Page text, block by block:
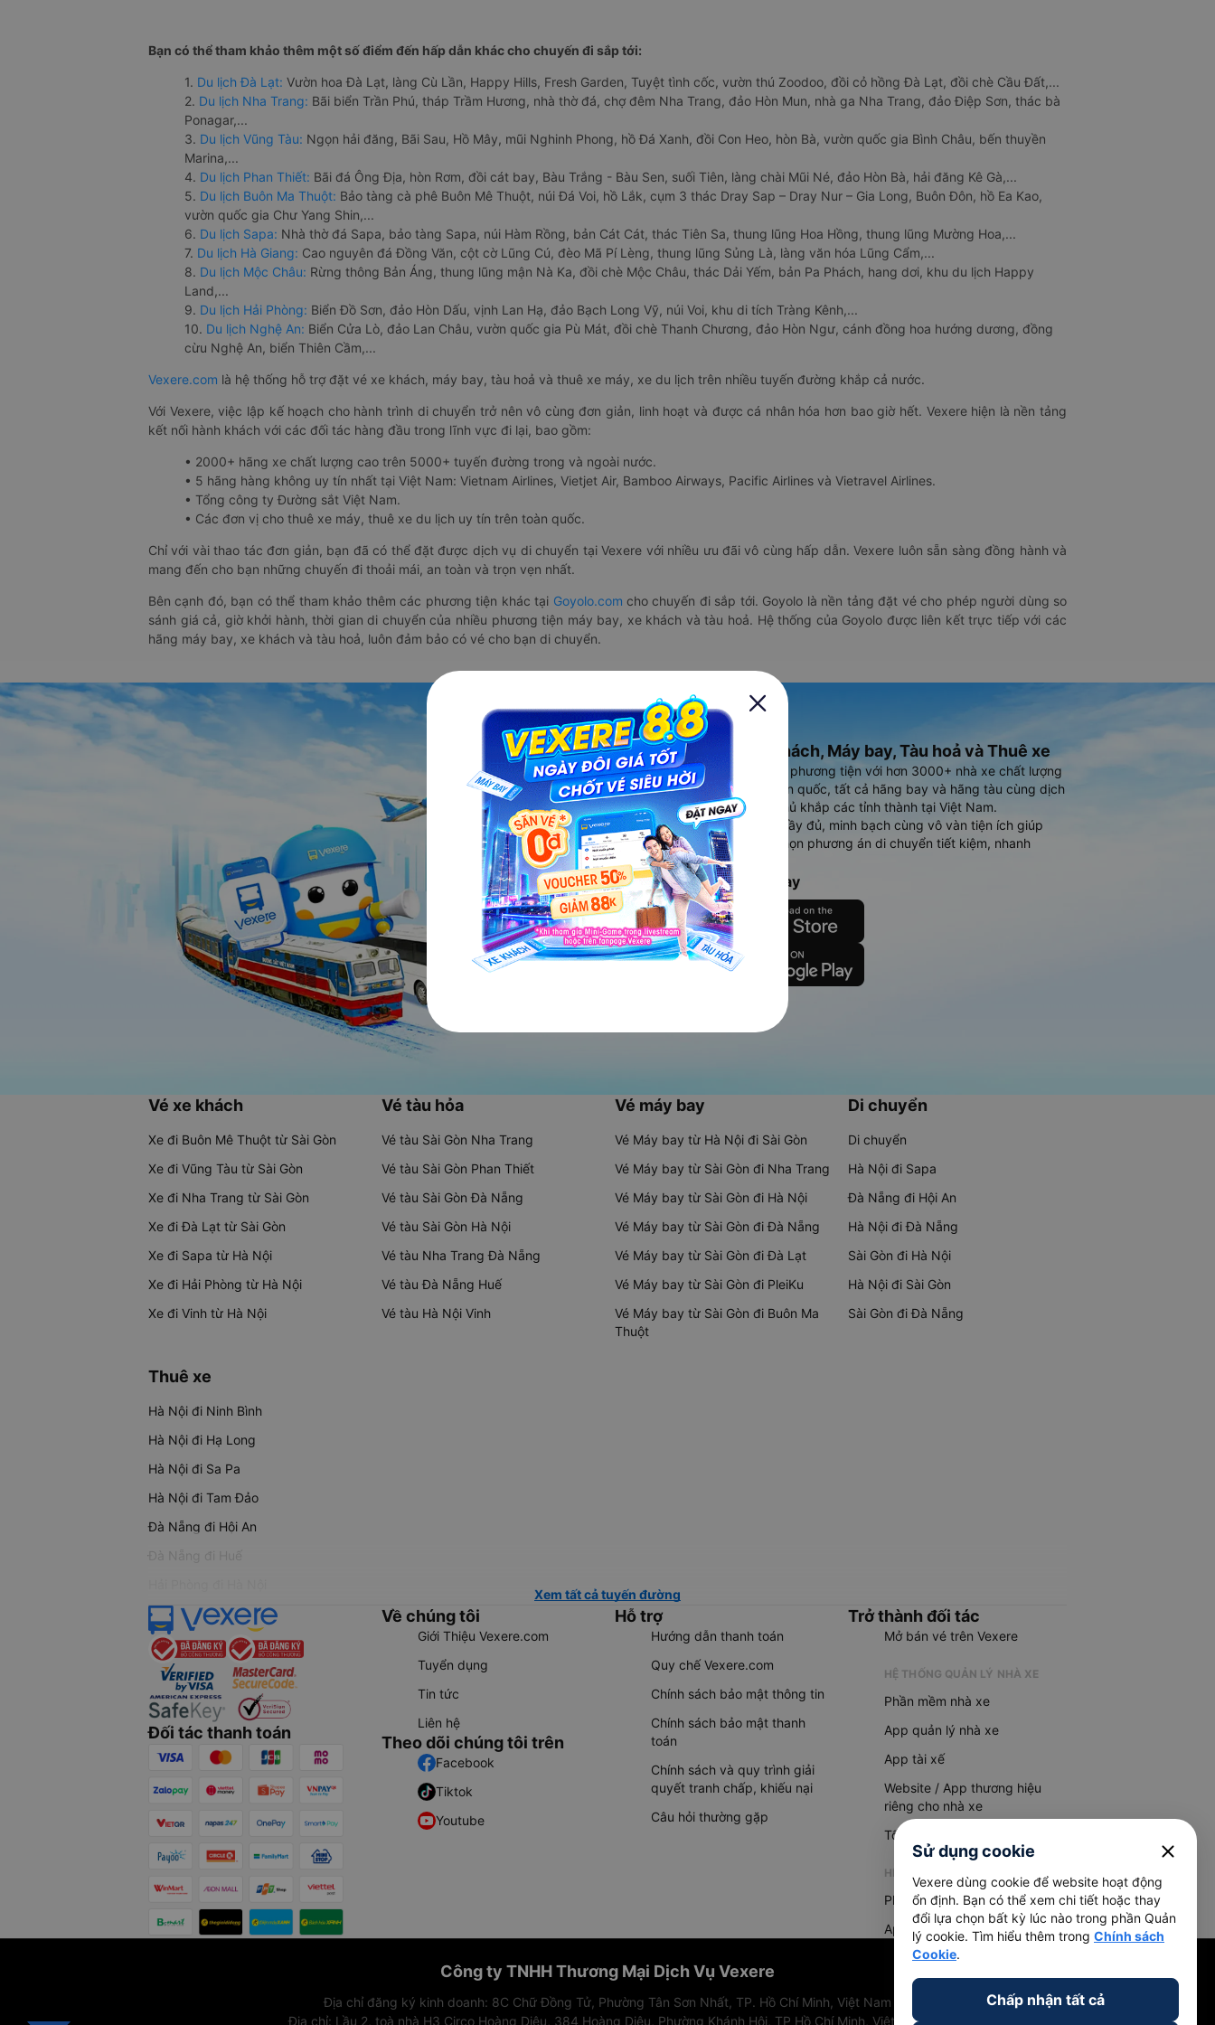
Bạn có thể tham khảo thêm một số điểm đến hấp dẫn khác cho chuyến đi sắp tới:
1. Du lịch Đà Lạt: Vườn hoa Đà Lạt, làng Cù Lần, Happy Hills, Fresh Garden, Tuyệt tình cốc, vườn thú Zoodoo, đồi cỏ hồng Đà Lạt, đồi chè Cầu Đất,...
2. Du lịch Nha Trang: Bãi biển Trần Phú, tháp Trầm Hương, nhà thờ đá, chợ đêm Nha Trang, đảo Hòn Mun, nhà ga Nha Trang, đảo Điệp Sơn, thác bà
Ponagar,...
3. Du lịch Vũng Tàu: Ngọn hải đăng, Bãi Sau, Hồ Mây, mũi Nghinh Phong, hồ Đá Xanh, đồi Con Heo, hòn Bà, vườn quốc gia Bình Châu, bến thuyền
Marina,...
4. Du lịch Phan Thiết: Bãi đá Ông Địa, hòn Rơm, đồi cát bay, Bàu Trắng - Bàu Sen, suối Tiên, làng chài Mũi Né, đảo Hòn Bà, hải đăng Kê Gà,...
5. Du lịch Buôn Ma Thuột: Bảo tàng cà phê Buôn Mê Thuột, núi Đá Voi, hồ Lắk, cụm 3 thác Dray Sap – Dray Nur – Gia Long, Buôn Đôn, hồ Ea Kao,
vườn quốc gia Chư Yang Shin,...
6. Du lịch Sapa: Nhà thờ đá Sapa, bảo tàng Sapa, núi Hàm Rồng, bản Cát Cát, thác Tiên Sa, thung lũng Hoa Hồng, thung lũng Mường Hoa,...
7. Du lịch Hà Giang: Cao nguyên đá Đồng Văn, cột cờ Lũng Cú, đèo Mã Pí Lèng, thung lũng Sủng Là, làng văn hóa Lũng Cẩm,...
8. Du lịch Mộc Châu: Rừng thông Bản Áng, thung lũng mận Nà Ka, đồi chè Mộc Châu, thác Dải Yếm, bản Pa Phách, hang dơi, khu du lịch Happy
Land,...
9. Du lịch Hải Phòng: Biển Đồ Sơn, đảo Hòn Dấu, vịnh Lan Hạ, đảo Bạch Long Vỹ, núi Voi, khu di tích Tràng Kênh,...
10. Du lịch Nghệ An: Biển Cửa Lò, đảo Lan Châu, vườn quốc gia Pù Mát, đồi chè Thanh Chương, đảo Hòn Ngư, cánh đồng hoa hướng dương, đồng
cừu Nghệ An, biển Thiên Cầm,...
Vexere.com là hệ thống hỗ trợ đặt vé xe khách, máy bay, tàu hoả và thuê xe máy, xe du lịch trên nhiều tuyến đường khắp cả nước.
Với Vexere, việc lập kế hoạch cho hành trình di chuyển trở nên vô cùng đơn giản, linh hoạt và được cá nhân hóa hơn bao giờ hết. Vexere hiện là nền tảng
kết nối hành khách với các đối tác hàng đầu trong lĩnh vực đi lại, bao gồm:
• 2000+ hãng xe chất lượng cao trên 5000+ tuyến đường trong và ngoài nước.
• 5 hãng hàng không uy tín nhất tại Việt Nam: Vietnam Airlines, Vietjet Air, Bamboo Airways, Pacific Airlines và Vietravel Airlines.
• Tổng công ty Đường sắt Việt Nam.
• Các đơn vị cho thuê xe máy, thuê xe du lịch uy tín trên toàn quốc.
Chỉ với vài thao tác đơn giản, bạn đã có thể đặt được dịch vụ di chuyển tại Vexere với nhiều ưu đãi vô cùng hấp dẫn. Vexere luôn sẵn sàng đồng hành và
mang đến cho bạn những chuyến đi thoải mái, an toàn và trọn vẹn nhất.
Bên cạnh đó, bạn có thể tham khảo thêm các phương tiện khác tại Goyolo.com cho chuyến đi sắp tới. Goyolo là nền tảng đặt vé cho phép người dùng so
sánh giá cả, giờ khởi hành, thời gian di chuyển của nhiều phương tiện máy bay, xe khách và tàu hoả. Hệ thống của Goyolo được liên kết trực tiếp với các
hãng máy bay, xe khách và tàu hoả, luôn đảm bảo có vé cho bạn di chuyển.
Ứng dụng đặt vé Xe khách, Máy bay, Tàu hoả và Thuê xe
Vexere - ứng dụng đặt vé đa phương tiện với hơn 3000+ nhà xe chất lượng
cao, 5000+ tuyến đường toàn quốc, tất cả hãng bay và hãng tàu cùng dịch
vụ thuê xe máy, xe du lịch phủ khắp các tỉnh thành tại Việt Nam.
Ứng dụng hiển thị thông tin đầy đủ, minh bạch cùng vô vàn tiện ích giúp
người dùng so sánh và lựa chọn phương án di chuyển tiết kiệm, nhanh
chóng và phù hợp nhất.
Tải ứng dụng Vexere ngay
Vé xe khách
Xe đi Buôn Mê Thuột từ Sài Gòn
Xe đi Vũng Tàu từ Sài Gòn
Xe đi Nha Trang từ Sài Gòn
Xe đi Đà Lạt từ Sài Gòn
Xe đi Sapa từ Hà Nội
Xe đi Hải Phòng từ Hà Nội
Xe đi Vinh từ Hà Nội
Vé tàu hỏa
Vé tàu Sài Gòn Nha Trang
Vé tàu Sài Gòn Phan Thiết
Vé tàu Sài Gòn Đà Nẵng
Vé tàu Sài Gòn Hà Nội
Vé tàu Nha Trang Đà Nẵng
Vé tàu Đà Nẵng Huế
Vé tàu Hà Nội Vinh
Vé máy bay
Vé Máy bay từ Hà Nội đi Sài Gòn
Vé Máy bay từ Sài Gòn đi Nha Trang
Vé Máy bay từ Sài Gòn đi Hà Nội
Vé Máy bay từ Sài Gòn đi Đà Nẵng
Vé Máy bay từ Sài Gòn đi Đà Lạt
Vé Máy bay từ Sài Gòn đi PleiKu
Vé Máy bay từ Sài Gòn đi Buôn Ma
Thuột
Di chuyển
Di chuyển
Hà Nội đi Sapa
Đà Nẵng đi Hội An
Hà Nội đi Đà Nẵng
Sài Gòn đi Hà Nội
Hà Nội đi Sài Gòn
Sài Gòn đi Đà Nẵng
Thuê xe
Hà Nội đi Ninh Bình
Hà Nội đi Hạ Long
Hà Nội đi Sa Pa
Hà Nội đi Tam Đảo
Đà Nẵng đi Hội An
Đà Nẵng đi Huế
Xem tất cả tuyến đường
Đối tác thanh toán
Về chúng tôi
Giới Thiệu Vexere.com
Tuyển dụng
Tin tức
Liên hệ
Theo dõi chúng tôi trên
Facebook
Tiktok
Youtube
Hỗ trợ
Hướng dẫn thanh toán
Quy chế Vexere.com
Chính sách bảo mật thông tin
Chính sách bảo mật thanh
toán
Chính sách và quy trình giải
quyết tranh chấp, khiếu nại
Câu hỏi thường gặp
Trở thành đối tác
Mở bán vé trên Vexere
HỆ THỐNG QUẢN LÝ NHÀ XE
Phần mềm nhà xe
App quản lý nhà xe
App tài xế
Website / App thương hiệu
riêng cho nhà xe
Tổng đài AI
HỆ THỐNG QUẢN LÝ HÀNG HOÁ
Phần mềm quản lý hàng hoá
App quản lý hàng hoá
Công ty TNHH Thương Mại Dịch Vụ Vexere
Địa chỉ đăng ký kinh doanh: 8C Chữ Đồng Tử, Phường Tân Sơn Nhất, TP. Hồ Chí Minh, Việt Nam
Địa chỉ: Lầu 2, toà nhà H3 Circo Hoàng Diệu, 384 Hoàng Diệu, Phường Khánh Hội, TP Hồ Chí Minh, Việt Nam
Sử dụng cookie close
Vexere dùng cookie để website hoạt động
ổn định. Bạn có thể xem chi tiết hoặc thay
đổi lựa chọn bất kỳ lúc nào trong phần Quản
lý cookie. Tìm hiểu thêm trong Chính sách
Cookie.
Chấp nhận tất cả